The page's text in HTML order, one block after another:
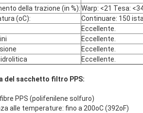
della trazione (in %):Warp: <21 Tesa:
(oC):
Continuare: 150
Eccellente.
Eccellente.
Eccellente.
Eccellente.
del sacchetto filtro PPS:
PPS (polifenilene solfuro)
alle temperature: fino a 200oC (392oF)